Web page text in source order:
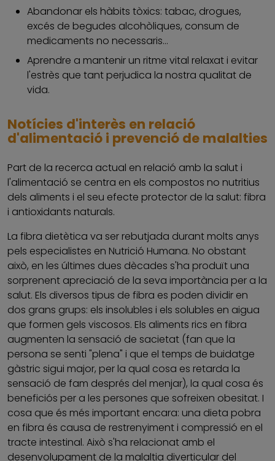
Abandonar els hàbits tòxics: tabac, drogues,
excés de begudes alcohòliques, consum de
medicaments no necessaris...
Aprendre a mantenir un ritme vital relaxat i evitar
l'estrès que tant perjudica la nostra qualitat de
vida.
Notícies d'interès en relació
d'alimentació i prevenció de malalties
Part de la recerca actual en relació amb la salut i
l'alimentació se centra en els compostos no nutritius
dels aliments i el seu efecte protector de la salut: fibra
i antioxidants naturals.
La fibra dietètica va ser rebutjada durant molts anys
pels especialistes en Nutrició Humana. No obstant
això, en les últimes dues dècades s'ha produït una
sorprenent apreciació de la seva importància per a la
salut. Els diversos tipus de fibra es poden dividir en
dos grans grups: els insolubles i els solubles en aigua
que formen gels viscosos. Els aliments rics en fibra
augmenten la sensació de sacietat (fan que la
persona se senti "plena" i que el temps de buidatge
gàstric sigui major, per la qual cosa es retarda la
sensació de fam després del menjar), la qual cosa és
beneficiós per a les persones que sofreixen obesitat. I
cosa que és més important encara: una dieta pobra
en fibra és causa de restrenyiment i compressió en el
tracte intestinal. Això s'ha relacionat amb el
desenvolupament de la malaltia diverticular del